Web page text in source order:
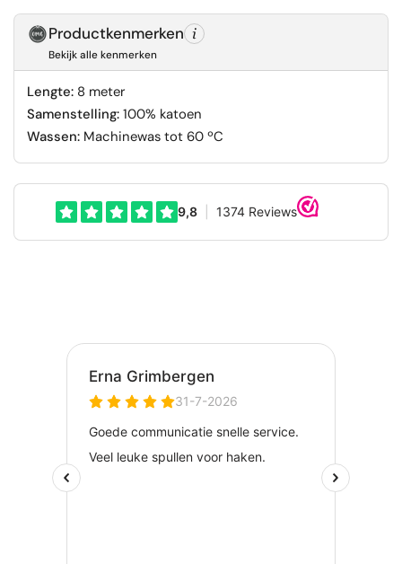
Productkenmerken
Bekijk alle kenmerken
Lengte:8 meter
Samenstelling:100% katoen
Wassen:Machinewas tot 60 ºC